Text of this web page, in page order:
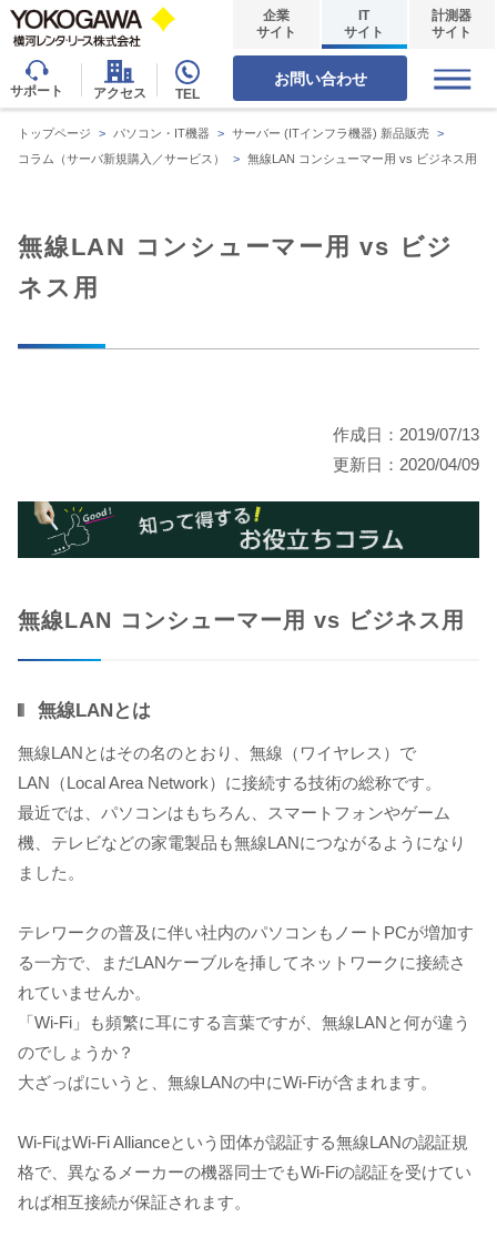
サポート アクセス TEL
企業
サイト
IT
サイト
計測器
サイト
お問い合わせ
トップページ > パソコン・IT機器 > サーバー (ITインフラ機器) 新品販売 >
コラム（サーバ新規購入／サービス）
> 無線LAN コンシューマー用 vs ビジネス用
無線LAN コンシューマー用 vs ビジ
ネス用
作成日：2019/07/13
更新日：2020/04/09
無線LAN コンシューマー用 vs ビジネス用
無線LANとは
無線LANとはその名のとおり、無線（ワイヤレス）で
LAN（Local Area Network）に接続する技術の総称です。
最近では、パソコンはもちろん、スマートフォンやゲーム
機、テレビなどの家電製品も無線LANにつながるようになり
ました。
テレワークの普及に伴い社内のパソコンもノートPCが増加す
る一方で、まだLANケーブルを挿してネットワークに接続さ
れていませんか。
「Wi-Fi」も頻繁に耳にする言葉ですが、無線LANと何が違う
のでしょうか？
大ざっぱにいうと、無線LANの中にWi-Fiが含まれます。
Wi-FiはWi-Fi Allianceという団体が認証する無線LANの認証規
格で、異なるメーカーの機器同士でもWi-Fiの認証を受けてい
れば相互接続が保証されます。